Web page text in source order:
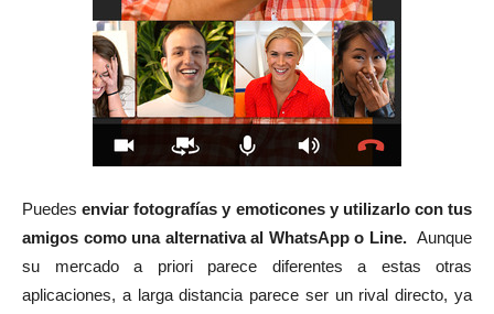
Puedesenviar fotografías y emoticones y utilizarlo con tus
amigos como una alternativa al WhatsApp o Line. Aunque
su mercado a priori parece diferentes a estas otras
aplicaciones, a larga distancia parece ser un rival directo, ya